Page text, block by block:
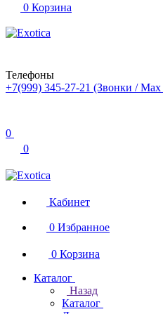
0 Корзина
Телефоны
+7(999) 345-27-21 (Звонки / Max
0
0
Кабинет
0 Избранное
0 Корзина
Каталог
Назад
Каталог